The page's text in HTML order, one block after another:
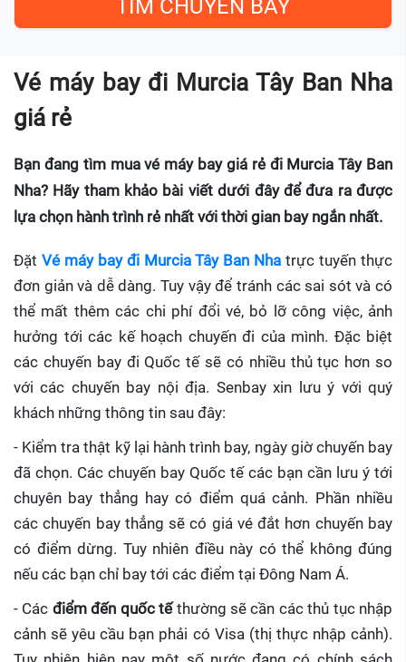
Vé máy bay đi Murcia Tây Ban Nha
giá rẻ
Bạn đang tìm mua vé máy bay giá rẻ đi Murcia Tây Ban
Nha? Hãy tham khảo bài viết dưới đây để đưa ra được
lựa chọn hành trình rẻ nhất với thời gian bay ngắn nhất.
Đặt Vé máy bay đi Murcia Tây Ban Nha trực tuyến thực
đơn giản và dễ dàng. Tuy vậy để tránh các sai sót và có
thể mất thêm các chi phí đổi vé, bỏ lỡ công việc, ảnh
hưởng tới các kế hoạch chuyến đi của mình. Đặc biệt
các chuyến bay đi Quốc tế sẽ có nhiều thủ tục hơn so
với các chuyến bay nội địa. Senbay xin lưu ý với quý
khách những thông tin sau đây:
- Kiểm tra thật kỹ lại hành trình bay, ngày giờ chuyến bay
đã chọn. Các chuyến bay Quốc tế các bạn cần lưu ý tới
chuyên bay thẳng hay có điểm quá cảnh. Phần nhiều
các chuyến bay thẳng sẽ có giá vé đắt hơn chuyến bay
có điểm dừng. Tuy nhiên điều này có thể không đúng
nếu các bạn chỉ bay tới các điểm tại Đông Nam Á.
- Các điểm đến quốc tếthường sẽ cần các thủ tục nhập
cảnh sẽ yêu cầu bạn phải có Visa (thị thực nhập cảnh).